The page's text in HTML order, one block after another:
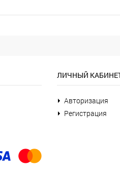
ЛИЧНЫЙ
Авторизация
Регистрация